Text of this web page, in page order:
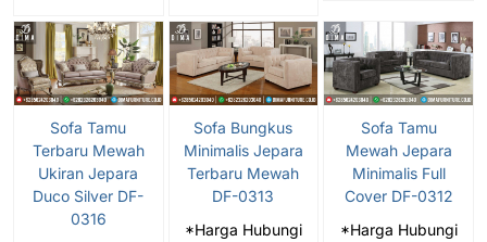
Sofa Tamu
Terbaru Mewah
Ukiran Jepara
Duco Silver DF-
0316
Sofa Bungkus
Minimalis Jepara
Terbaru Mewah
DF-0313
*Harga Hubungi
Sofa Tamu
Mewah Jepara
Minimalis Full
Cover DF-0312
*Harga Hubungi